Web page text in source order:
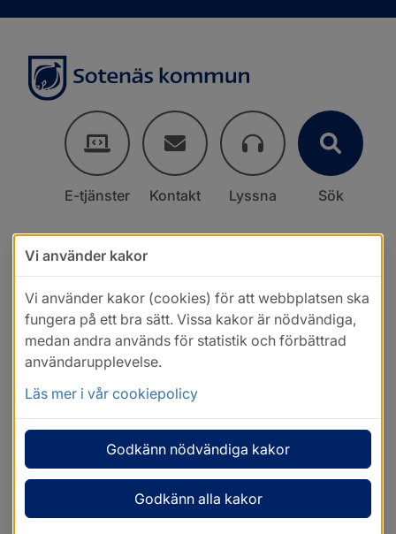
E-tjänster Kontakt Lyssna Sök
Vi använder kakor
Vi använder kakor (cookies) för att webbplatsen ska
fungera på ett bra sätt. Vissa kakor är nödvändiga,
medan andra används för statistik och förbättrad
användarupplevelse.
Läs mer i vår cookiepolicy
Godkänn nödvändiga kakor
Godkänn alla kakor